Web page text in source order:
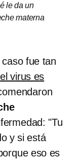
le da un
materna
fue tan
virus es
"Tu
y si está
eso es